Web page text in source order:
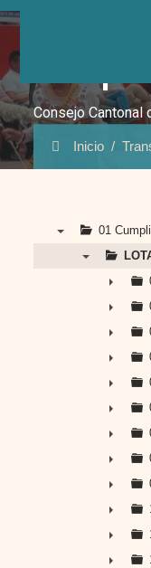
Consejo
Inicio
01
►
►
►
►
►
►
►
►
►
►
►